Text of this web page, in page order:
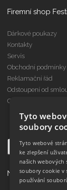
Firemní shop
Dárkové poukazy
Kontakty
Servis
Obchodní podmínky
Reklamační řád
Odstoupení od
Cookies
Najdete nás na
Tyto
soubory
Tyto webové
ke zlepšení
našich webových
soubory cookie v
používání